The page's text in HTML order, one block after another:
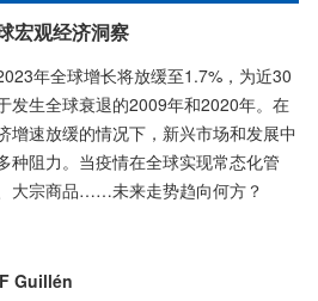
宏观经济洞察
年全球增长将放缓至1.7%，为近30
发生全球衰退的2009年和2020年。在
增速放缓的情况下，新兴市场和发展中
种阻力。当疫情在全球实现常态化管
大宗商品……未来走势趋向何方？
Guillén